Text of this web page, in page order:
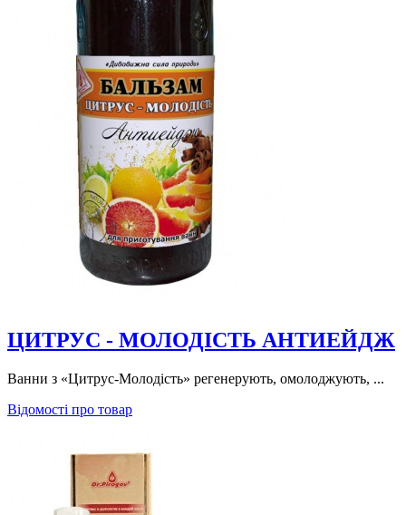
ЦИТРУС - МОЛОДІСТЬ АНТИЕЙДЖ
Ванни з «Цитрус-Молодість» регенерують, омолоджують, ...
Відомості про товар